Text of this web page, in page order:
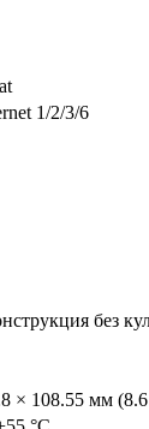
1/2/3/6
без
× 108.55 мм